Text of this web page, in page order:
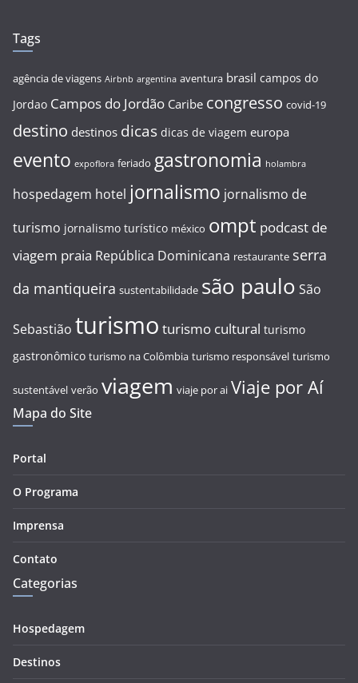
Tags
agência de viagens Airbnb argentina aventura brasil campos do
Jordao Campos do Jordão Caribe congresso covid-19
destino destinos dicas dicas de viagem europa
evento expoflora feriado gastronomia holambra
hospedagem hotel jornalismo jornalismo de
turismo jornalismo turístico méxico ompt podcast de
viagem praia República Dominicana restaurante serra
da mantiqueira sustentabilidade são paulo São
Sebastião turismo turismo cultural turismo
gastronômico turismo na Colômbia turismo responsável turismo
sustentável verão viagem viaje por ai Viaje por Aí
Mapa do Site
Portal
O Programa
Imprensa
Contato
Categorias
Hospedagem
Destinos